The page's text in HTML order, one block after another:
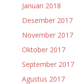
Januari 2018
Desember 2017
November 2017
Oktober 2017
September 2017
Agustus 2017